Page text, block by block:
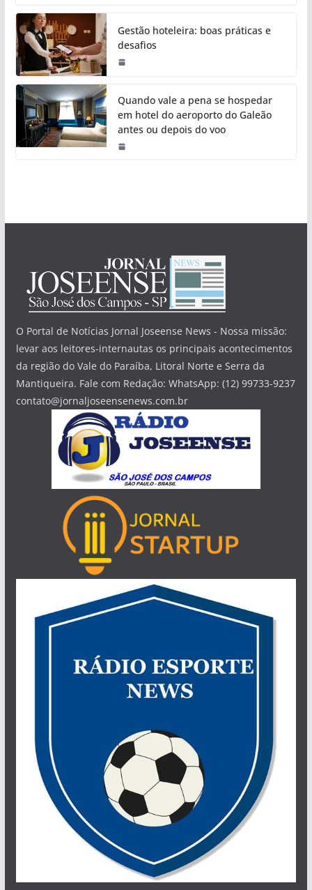
Gestão hoteleira: boas práticas e
desafios
Quando vale a pena se hospedar
em hotel do aeroporto do Galeão
antes ou depois do voo
O Portal de Notícias Jornal Joseense News - Nossa missão:
levar aos leitores-internautas os principais acontecimentos
da região do Vale do Paraíba, Litoral Norte e Serra da
Mantiqueira. Fale com Redação: WhatsApp: (12) 99733-9237
contato@jornaljoseensenews.com.br